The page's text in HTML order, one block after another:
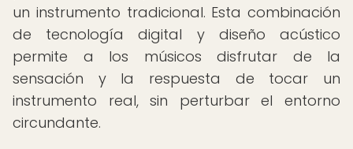
un instrumento tradicional. Esta combinación
de tecnología digital y diseño acústico
permite a los músicos disfrutar de la
sensación y la respuesta de tocar un
instrumento real, sin perturbar el entorno
circundante.